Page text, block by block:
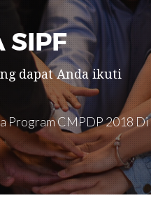
SIPF
dapat Anda ikuti
Program CMPDP 2018